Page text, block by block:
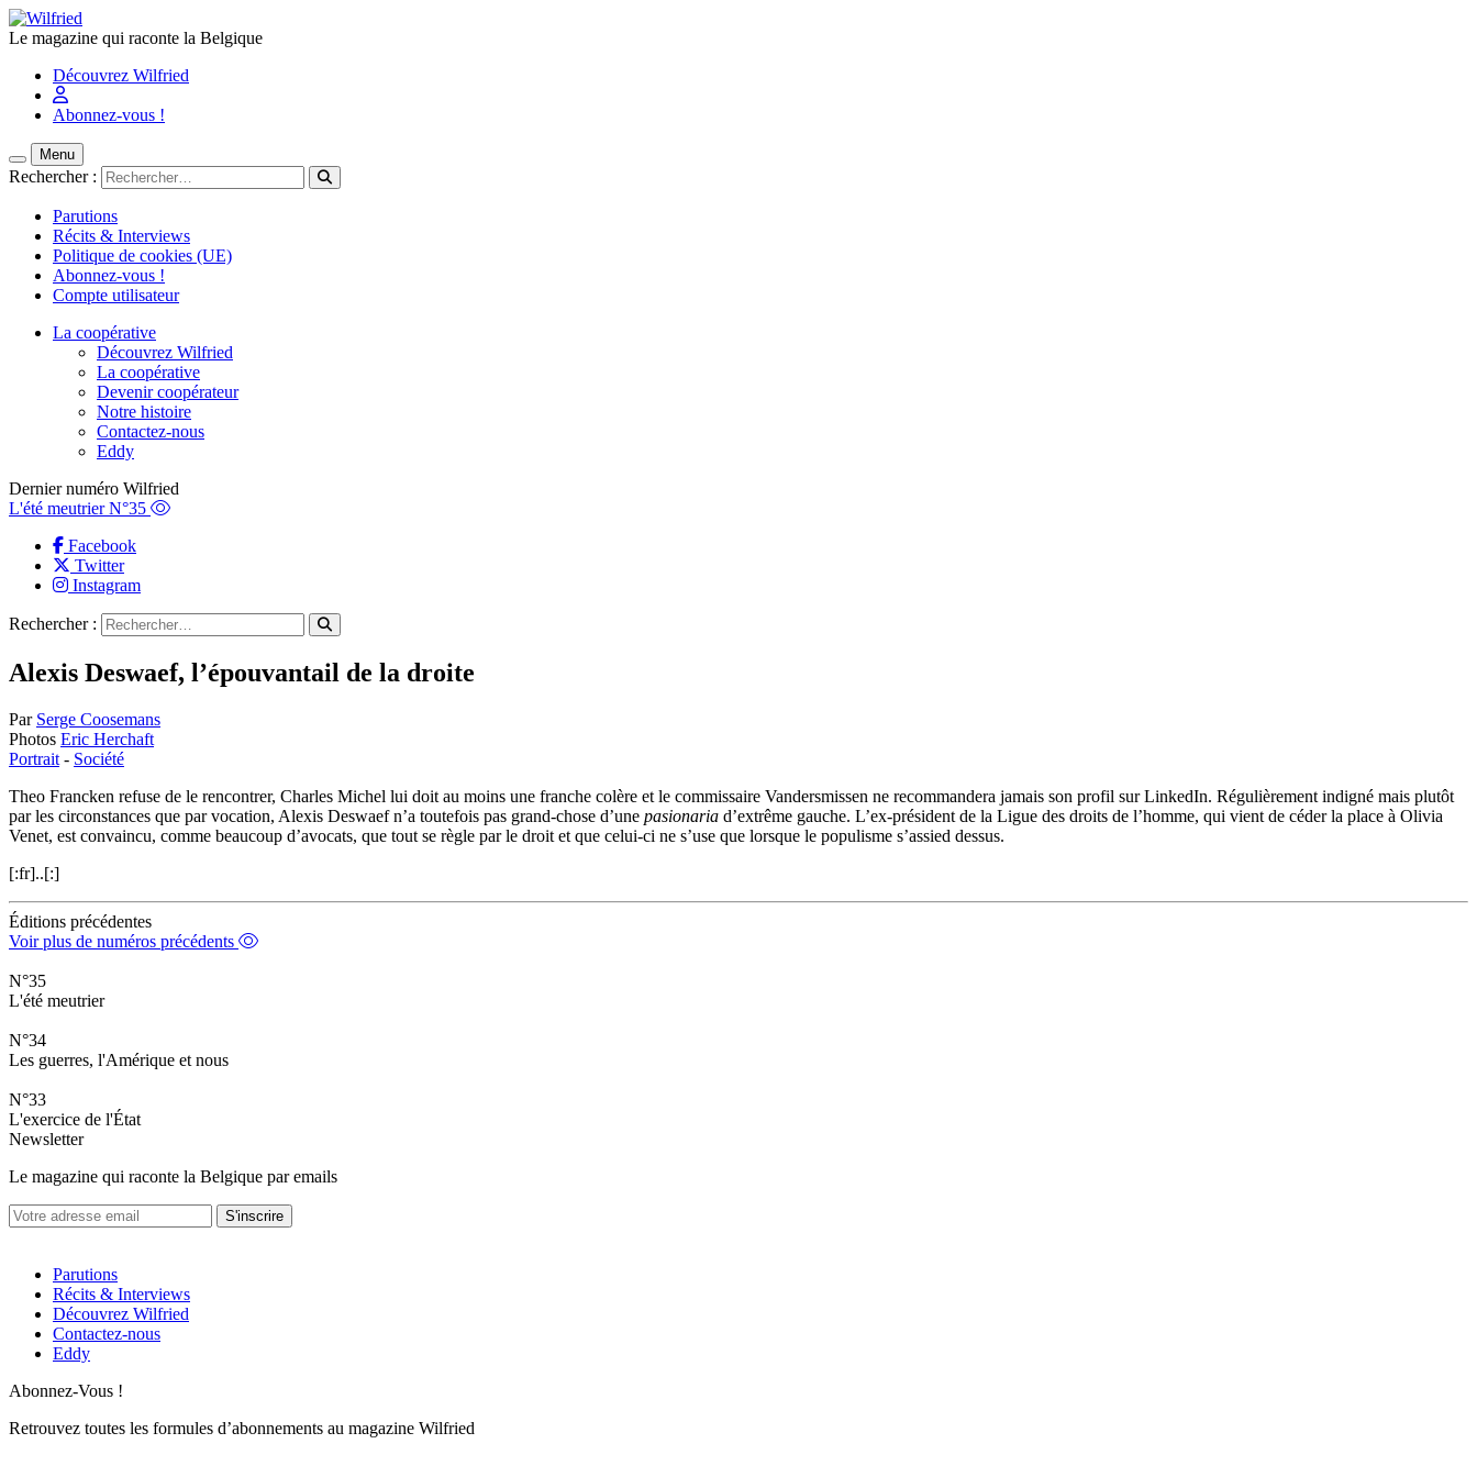
Le magazine qui raconte la Belgique
Découvrez Wilfried
Abonnez-vous !
Menu
Rechercher :
Parutions
Récits & Interviews
Politique de cookies (UE)
Abonnez-vous !
Compte utilisateur
La coopérative
Découvrez Wilfried
La coopérative
Devenir coopérateur
Notre histoire
Contactez-nous
Eddy
Dernier numéro Wilfried
L'été meutrier N°35
Facebook
Twitter
Instagram
Rechercher :
Alexis Deswaef, l’épouvantail de la droite
Par Serge Coosemans
Photos Eric Herchaft
Portrait - Société
Theo Francken refuse de le rencontrer, Charles Michel lui doit au moins une franche colère et le commissaire Vandersmissen ne recommandera jamais son profil sur LinkedIn. Régulièrement indigné mais plutôt
par les circonstances que par vocation, Alexis Deswaef n’a toutefois pas grand-chose d’une pasionaria d’extrême gauche. L’ex-président de la Ligue des droits de l’homme, qui vient de céder la place à Olivia
Venet, est convaincu, comme beaucoup d’avocats, que tout se règle par le droit et que celui-ci ne s’use que lorsque le populisme s’assied dessus.
[:fr]..[:]
Éditions précédentes
Voir plus de numéros précédents
N°35
L'été meutrier
N°34
Les guerres, l'Amérique et nous
N°33
L'exercice de l'État
Newsletter
Le magazine qui raconte la Belgique par emails
S'inscrire
Parutions
Récits & Interviews
Découvrez Wilfried
Contactez-nous
Eddy
Abonnez-Vous !
Retrouvez toutes les formules d’abonnements au magazine Wilfried